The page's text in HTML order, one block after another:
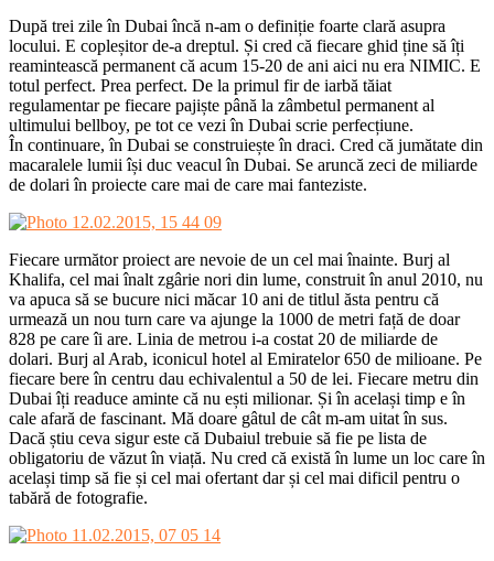
După trei zile în Dubai încă n-am o definiție foarte clară asupra
locului. E copleșitor de-a dreptul. Și cred că fiecare ghid ține să îți
reamintească permanent că acum 15-20 de ani aici nu era NIMIC. E
totul perfect. Prea perfect. De la primul fir de iarbă tăiat
regulamentar pe fiecare pajiște până la zâmbetul permanent al
ultimului bellboy, pe tot ce vezi în Dubai scrie perfecțiune.
În continuare, în Dubai se construiește în draci. Cred că jumătate din
macaralele lumii își duc veacul în Dubai. Se aruncă zeci de miliarde
de dolari în proiecte care mai de care mai fanteziste.
Fiecare următor proiect are nevoie de un cel mai înainte. Burj al
Khalifa, cel mai înalt zgârie nori din lume, construit în anul 2010, nu
va apuca să se bucure nici măcar 10 ani de titlul ăsta pentru că
urmează un nou turn care va ajunge la 1000 de metri față de doar
828 pe care îi are. Linia de metrou i-a costat 20 de miliarde de
dolari. Burj al Arab, iconicul hotel al Emiratelor 650 de milioane. Pe
fiecare bere în centru dau echivalentul a 50 de lei. Fiecare metru din
Dubai îți readuce aminte că nu ești milionar. Și în același timp e în
cale afară de fascinant. Mă doare gâtul de cât m-am uitat în sus.
Dacă știu ceva sigur este că Dubaiul trebuie să fie pe lista de
obligatoriu de văzut în viață. Nu cred că există în lume un loc care în
același timp să fie și cel mai ofertant dar și cel mai dificil pentru o
tabără de fotografie.